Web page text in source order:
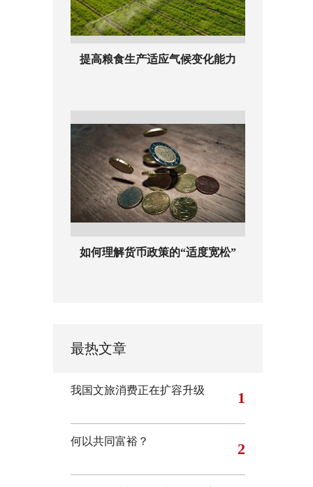
提高粮食生产适应气候变化能力
如何理解货币政策的“适度宽松”
最热文章
我国文旅消费正在扩容升级 1
何以共同富裕？ 2